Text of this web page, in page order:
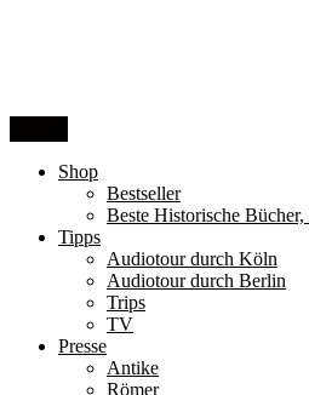
Shop
Bestseller
Beste Historische
Tipps
Audiotour durch Köln
Audiotour durch Berlin
Trips
TV
Presse
Antike
Römer